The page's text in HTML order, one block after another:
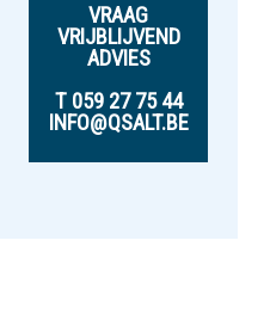
VRAAG
VRIJBLIJVEND
ADVIES
T 059 27 75 44
INFO@QSALT.BE